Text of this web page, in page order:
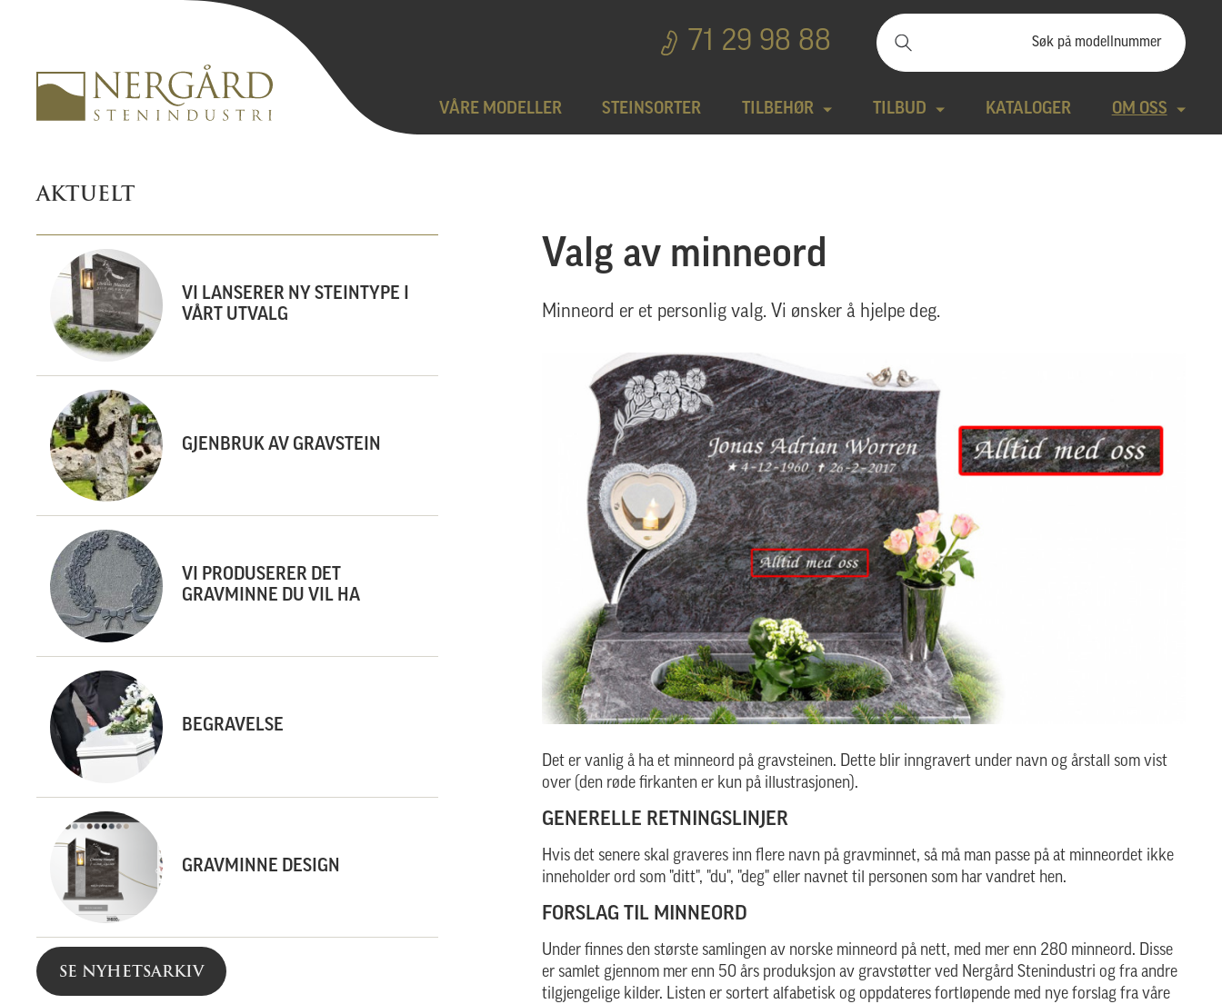
71 29 98 88
VÅRE MODELLER STEINSORTER TILBEHØR TILBUD
Utgåtte modeller
KATALOGER OM OSS
AKTUELT
VI LANSERER NY STEINTYPE I
VÅRT UTVALG
GJENBRUK AV GRAVSTEIN
VI PRODUSERER DET
GRAVMINNE DU VIL HA
BEGRAVELSE
GRAVMINNE DESIGN
SE NYHETSARKIV
Valg av minneord
Minneord er et personlig valg. Vi ønsker å hjelpe deg.
Det er vanlig å ha et minneord på gravsteinen. Dette blir inngravert under navn og årstall som vist
over (den røde firkanten er kun på illustrasjonen).
GENERELLE RETNINGSLINJER
Hvis det senere skal graveres inn flere navn på gravminnet, så må man passe på at minneordet ikke
inneholder ord som "ditt", "du", "deg" eller navnet til personen som har vandret hen.
FORSLAG TIL MINNEORD
Under finnes den største samlingen av norske minneord på nett, med mer enn 280 minneord. Disse
er samlet gjennom mer enn 50 års produksjon av gravstøtter ved Nergård Stenindustri og fra andre
tilgjengelige kilder. Listen er sortert alfabetisk og oppdateres fortløpende med nye forslag fra våre